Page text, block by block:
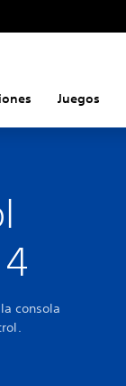
Juegos
consola